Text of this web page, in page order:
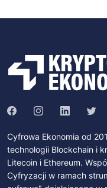
Cyfrowa Ekonomia od
technologii Blockchain i
Litecoin i Ethereum.
Cyfryzacji w ramach